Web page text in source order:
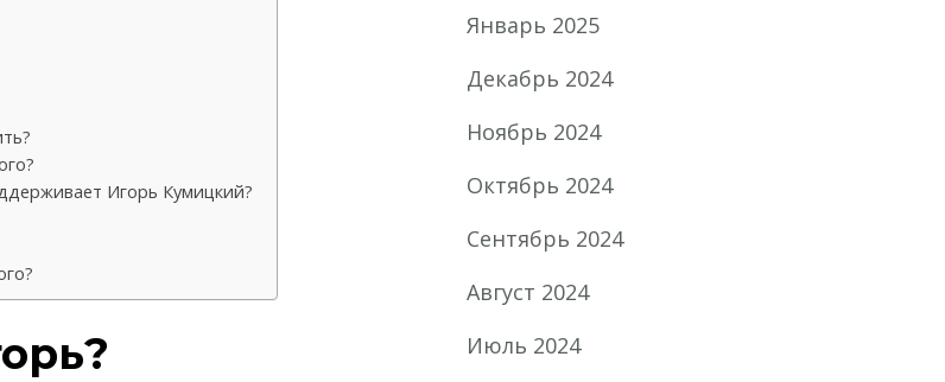
Игорь Кумицкий?
Январь 2025
Декабрь 2024
Ноябрь 2024
Октябрь 2024
Сентябрь 2024
Август 2024
Июль 2024